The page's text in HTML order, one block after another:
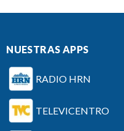
NUESTRAS APPS
RADIO HRN
TELEVICENTRO